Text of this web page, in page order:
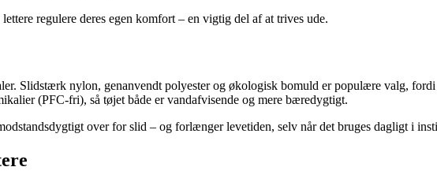
regulere deres egen komfort – en vigtig del af at trives ude.
Slidstærk nylon, genanvendt polyester og økologisk bomuld er populære valg,
(PFC-fri), så tøjet både er vandafvisende og mere bæredygtigt.
over for slid – og forlænger levetiden, selv når det bruges dagligt i